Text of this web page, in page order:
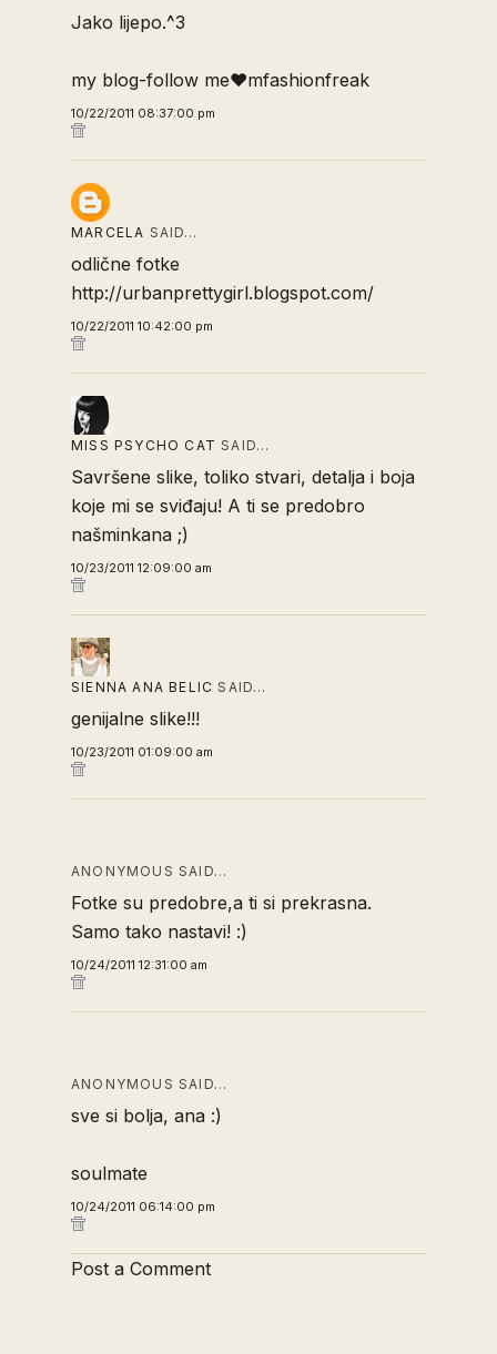
Jako lijepo.^3
my blog-follow me♥mfashionfreak
10/22/2011 08:37:00 pm
MARCELA SAID…
odlične fotke
http://urbanprettygirl.blogspot.com/
10/22/2011 10:42:00 pm
MISS PSYCHO CAT SAID…
Savršene slike, toliko stvari, detalja i boja
koje mi se sviđaju! A ti se predobro
našminkana ;)
10/23/2011 12:09:00 am
SIENNA ANA BELIC SAID…
genijalne slike!!!
10/23/2011 01:09:00 am
ANONYMOUS SAID…
Fotke su predobre,a ti si prekrasna.
Samo tako nastavi! :)
10/24/2011 12:31:00 am
ANONYMOUS SAID…
sve si bolja, ana :)
soulmate
10/24/2011 06:14:00 pm
Post a Comment